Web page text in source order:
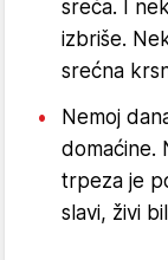
sreća. I
izbriše.
srećna
Nemoj
domaćine.
trpeza je
slavi, živi